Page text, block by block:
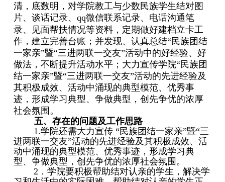
清，底数明，对学院教工与少数民族学生结对图
片、谈话记录、qq微信联系记录、电话沟通笔
录、见面帮扶情况等资料，定期做好建档立卡工
作，建立完善台账；并发现、认真总结“民族团结
一家亲”暨“三进两联一交友”活动中的好经验、好
做法，不断提升活动水平；大力宣传学院“民族团
结一家亲”暨“三进两联一交友”活动的先进经验及
其积极成效、活动中涌现的典型模范、优秀事
迹，形成学习典型、争做典型，创先争优的浓厚
社会氛围。
五、存在的问题及工作思路
1.学院还需大力宣传 “民族团结一家亲”暨“三
进两联一交友”活动的先进经验及其积极成效、活
动中涌现的典型模范、优秀事迹，形成学习典
型、争做典型，创先争优的浓厚社会氛围。
2 ．学院要积极帮助结对认亲的学生，解决学